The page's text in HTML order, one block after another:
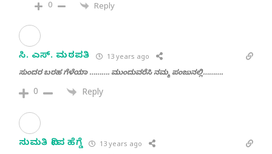
0 Reply
ಸಿ. ಎಸ್. ಮಠಪತಿ 13 years ago
ಸುಂದರ ಬರಹ ಗೆಳೆಯಾ ………. ಮುಂದುವರೆಸಿ ನಮ್ಮ ಪಂಜುನಲ್ಲಿ……….
0 Reply
ಸುಮತಿ ದೀಪ ಹೆಗ್ಡೆ 13 years ago